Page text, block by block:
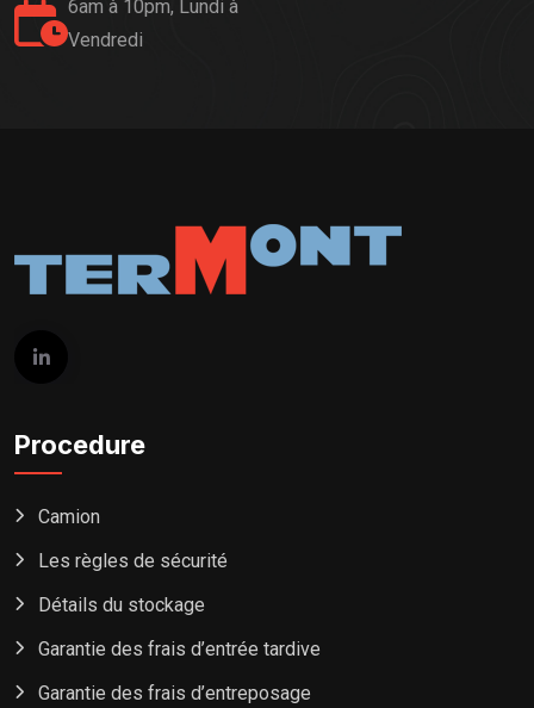
6am à 10pm, Lundi à
Vendredi
Procedure
Camion
Les règles de sécurité
Détails du stockage
Garantie des frais d’entrée tardive
Garantie des frais d’entreposage